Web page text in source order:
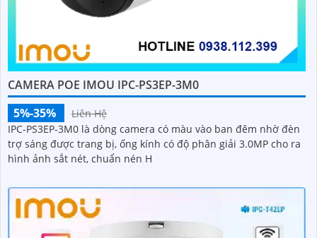
CAMERA POE IMOU IPC-PS3EP-3M0
5%-35%
Liên Hệ
IPC-PS3EP-3M0 là dòng camera có màu vào ban đêm nhờ đèn
trợ sáng được trang bị, ống kính có độ phân giải 3.0MP cho ra
hình ảnh sắt nét, chuẩn nén H